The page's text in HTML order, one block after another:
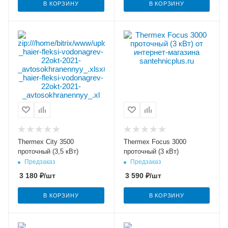
В КОРЗИНУ В КОРЗИНУ
Thermex City 3500
проточный (3,5 кВт)
Предзаказ
3 180 ₽/шт
В КОРЗИНУ
Thermex Focus 3000
проточный (3 кВт)
Предзаказ
3 590₽/шт
В КОРЗИНУ